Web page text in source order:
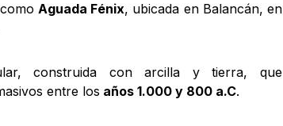
Aguada Fénix, ubicada en Balancán, en
construida con arcilla y tierra, que
entre los años 1.000 y 800 a.C.